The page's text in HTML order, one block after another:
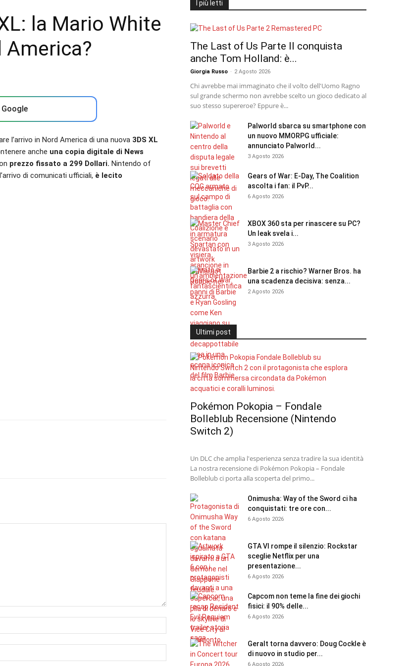
la Mario White
l’arrivo in Nord America di una nuova 3DS XL
anche una copia digitale di News
prezzo fissato a 299 Dollari. Nintendo of
di comunicati ufficiali, è lecito
I più letti
The Last of Us Parte II conquista
anche Tom Holland: è...
Giorgia Russo - 2 Agosto 2026
Chi avrebbe mai immaginato che il volto dell'Uomo Ragno
sul grande schermo non avrebbe scelto un gioco dedicato al
suo stesso supereroe? Eppure è...
Palworld sbarca su smartphone con
un nuovo MMORPG ufficiale:
annunciato Palworld...
3 Agosto 2026
Gears of War: E-Day, The Coalition
ascolta i fan: il PvP...
6 Agosto 2026
XBOX 360 sta per rinascere su PC?
Un leak svela i...
3 Agosto 2026
Barbie 2 a rischio? Warner Bros. ha
una scadenza decisiva: senza...
2 Agosto 2026
Ultimi post
Pokémon Pokopia – Fondale
Bolleblub Recensione (Nintendo
Switch 2)
Un DLC che amplia l'esperienza senza tradire la sua identità
La nostra recensione di Pokémon Pokopia – Fondale
Bolleblub ci porta alla scoperta del primo...
Onimusha: Way of the Sword ci ha
conquistati: tre ore con...
6 Agosto 2026
GTA VI rompe il silenzio: Rockstar
sceglie Netflix per una
presentazione...
6 Agosto 2026
Capcom non teme la fine dei giochi
fisici: il 90% delle...
6 Agosto 2026
Geralt torna davvero: Doug Cockle è
di nuovo in studio per...
6 Agosto 2026